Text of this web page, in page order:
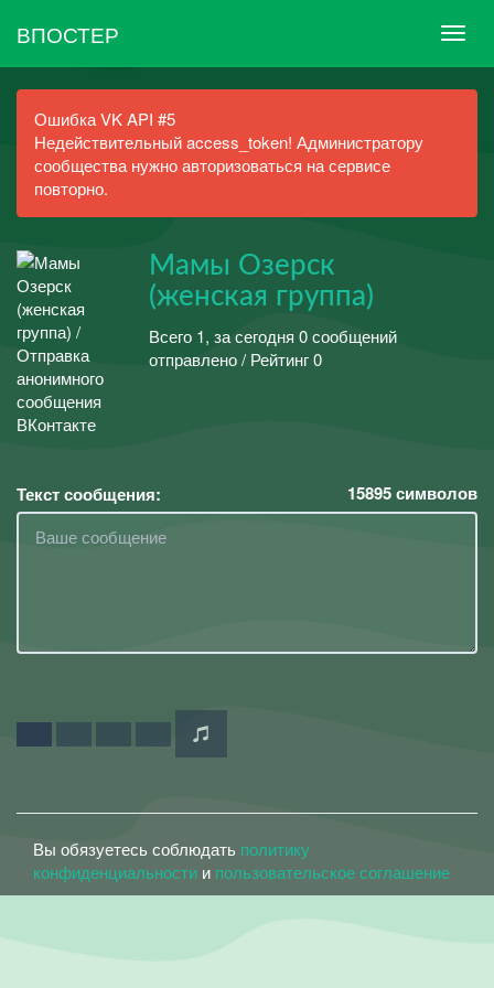
ВПОСТЕР
Ошибка VK API #5
Недействительный access_token! Администратору
сообщества нужно авторизоваться на сервисе
повторно.
Мамы Озерск
(женская группа)
Всего 1, за сегодня 0 сообщений
отправлено / Рейтинг 0
Текст сообщения: 15895символов
Вы обязуетесь соблюдать политику
конфиденциальности и пользовательское соглашение